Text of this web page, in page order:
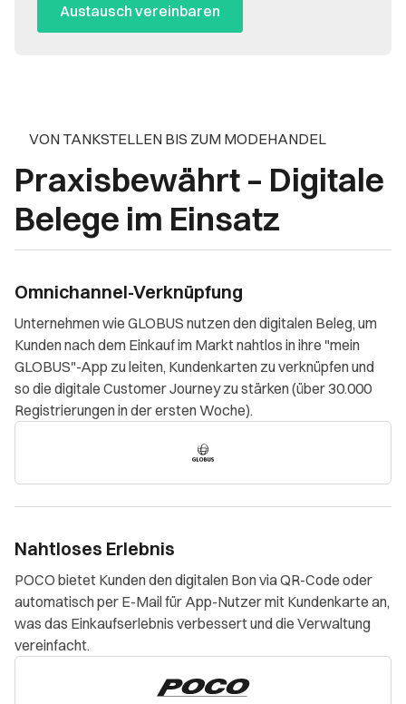
Austausch vereinbaren
VON TANKSTELLEN BIS ZUM MODEHANDEL
Praxisbewährt – Digitale
Belege im Einsatz
Omnichannel-Verknüpfung
Unternehmen wie GLOBUS nutzen den digitalen Beleg, um
Kunden nach dem Einkauf im Markt nahtlos in ihre "mein
GLOBUS"-App zu leiten, Kundenkarten zu verknüpfen und
so die digitale Customer Journey zu stärken (über 30.000
Registrierungen in der ersten Woche).
Nahtloses Erlebnis
POCO bietet Kunden den digitalen Bon via QR-Code oder
automatisch per E-Mail für App-Nutzer mit Kundenkarte an,
was das Einkaufserlebnis verbessert und die Verwaltung
vereinfacht.